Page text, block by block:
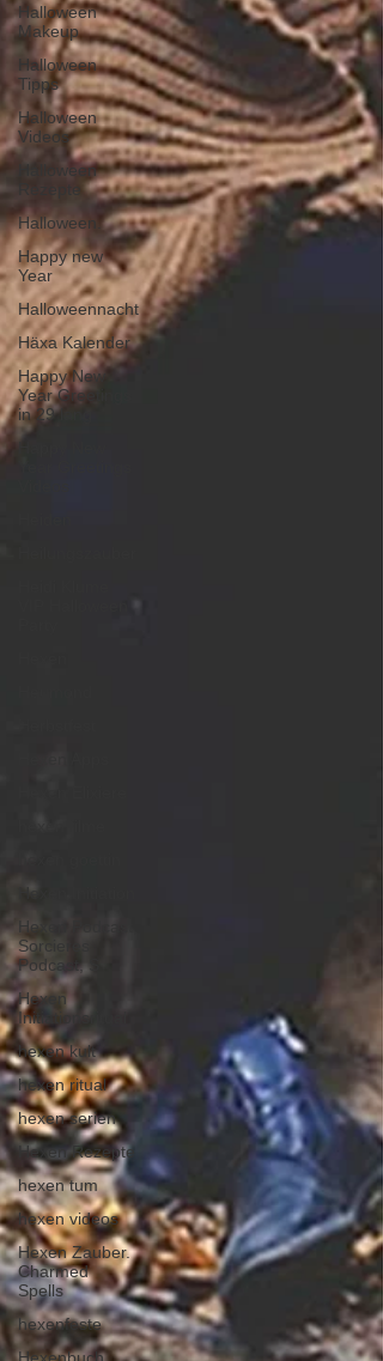
Halloween
Makeup
Halloween
Tipps
Halloween
Videos
Halloween
Halloween.
Happy new
Year
Halloweennacht
Häxa Kalender
Happy New
Year Greetings
in 29 lang
Hexen Initiation
Hexen Podcast,
Sorcieres
Podcast, S
Hexen
Initiationsritual
hexen kult
hexen ritual
hexen serien
Hexen Rezepte
hexen tum
hexen videos
Hexen Zauber.
Charmed
Spells
hexenfeste
Hexenbuch